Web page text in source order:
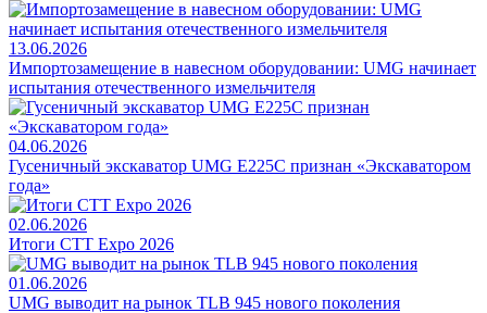
13.06.2026
Импортозамещение в навесном оборудовании: UMG начинает
испытания отечественного измельчителя
04.06.2026
Гусеничный экскаватор UMG E225C признан «Экскаватором
года»
02.06.2026
Итоги CTT Expo 2026
01.06.2026
UMG выводит на рынок TLB 945 нового поколения